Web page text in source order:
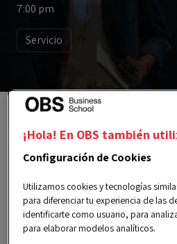
7:00 pm
Servicio
disponible. Pero
más contenido
página de Eventos.
¡Hola! En OBS también
Configuración de Cookies
Utilizamos cookies y tecnologías
para diferenciar tu experiencia de las
identificarte como usuario, para
para elaborar modelos analíticos.